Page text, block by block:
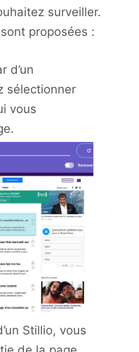
surveiller.
proposées :
d’un
sélectionner
vous
Stillio, vous